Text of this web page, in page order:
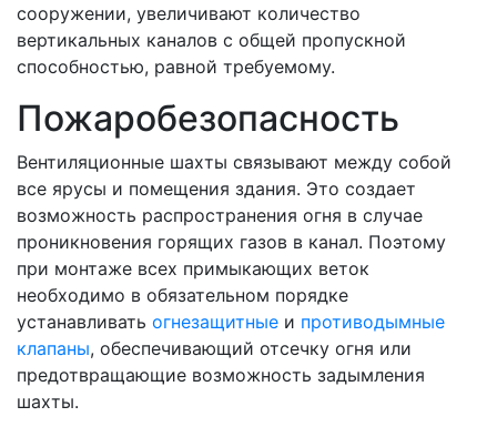
сооружении, увеличивают количество
вертикальных каналов с общей пропускной
способностью, равной требуемому.
Пожаробезопасность
Вентиляционные шахты связывают между собой
все ярусы и помещения здания. Это создает
возможность распространения огня в случае
проникновения горящих газов в канал. Поэтому
при монтаже всех примыкающих веток
необходимо в обязательном порядке
устанавливать огнезащитные и противодымные
клапаны, обеспечивающий отсечку огня или
предотвращающие возможность задымления
шахты.